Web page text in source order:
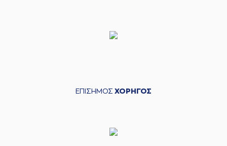
ΕΠΙΣΗΜΟΣ ΧΟΡΗΓΟΣ